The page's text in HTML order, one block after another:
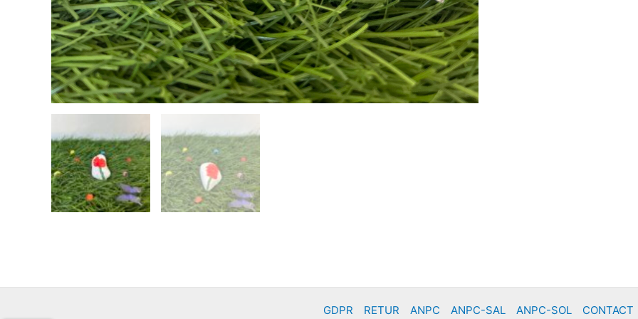
GDPR RETUR ANPC ANPC-SAL ANPC-SOL CONTACT